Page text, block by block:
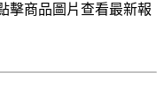
擊商品圖片查看最新報